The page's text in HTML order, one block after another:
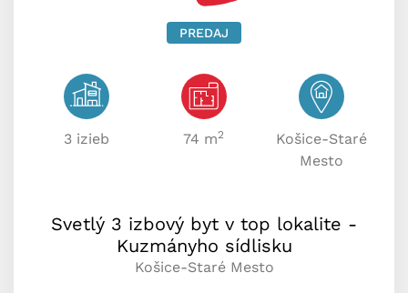
PREDAJ
3 izieb 74 m2
Košice-Staré
Mesto
Svetlý 3 izbový byt v top lokalite -
Kuzmányho sídlisku
Košice-Staré Mesto